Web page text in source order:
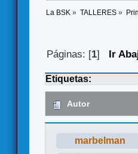
La BSK » TALLERES»
Páginas: [1] Ir
Etiquetas:
Autor
marbelman